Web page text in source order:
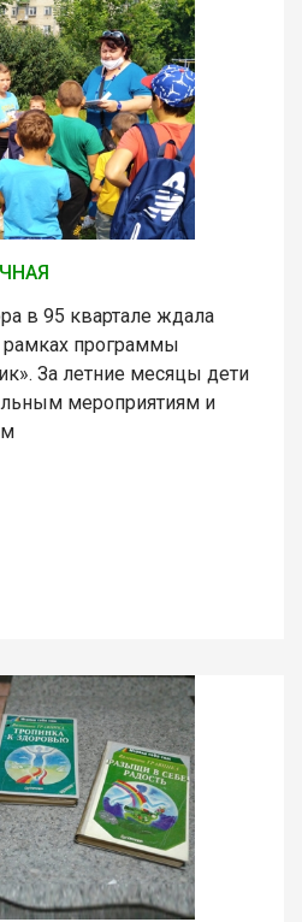
в 95 квартале ждала
рамках программы
За летние месяцы дети
мероприятиям и